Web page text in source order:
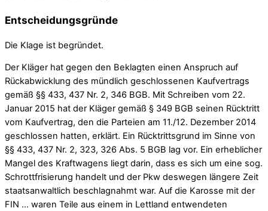
Entscheidungsgründe
Die Klage ist begründet.
Der Kläger hat gegen den Beklagten einen Anspruch auf
Rückabwicklung des mündlich geschlossenen Kaufvertrags
gemäß §§ 433, 437 Nr. 2, 346 BGB. Mit Schreiben vom 22.
Januar 2015 hat der Kläger gemäß § 349 BGB seinen Rücktritt
vom Kaufvertrag, den die Parteien am 11./12. Dezember 2014
geschlossen hatten, erklärt. Ein Rücktrittsgrund im Sinne von
§§ 433, 437 Nr. 2, 323, 326 Abs. 5 BGB lag vor. Ein erheblicher
Mangel des Kraftwagens liegt darin, dass es sich um eine sog.
Schrottfrisierung handelt und der Pkw deswegen längere Zeit
staatsanwaltlich beschlagnahmt war. Auf die Karosse mit der
FIN … waren Teile aus einem in Lettland entwendeten